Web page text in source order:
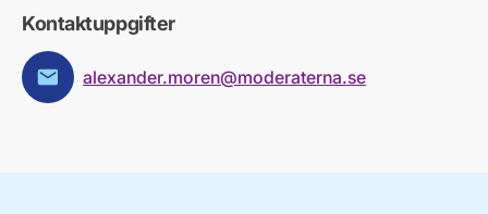
Kontaktuppgifter
E-post:alexander.moren@moderaterna.se